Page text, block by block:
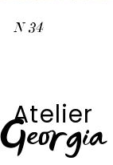
N 34
Atelier
Georgia